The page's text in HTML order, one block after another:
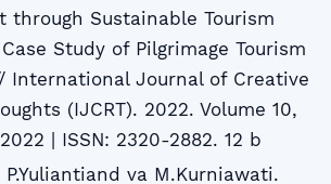
through Sustainable Tourism
Study of Pilgrimage Tourism
International Journal of Creative
(IJCRT). 2022. Volume 10,
| ISSN: 2320-2882. 12 b
P.Yuliantiand va M.Kurniawati.